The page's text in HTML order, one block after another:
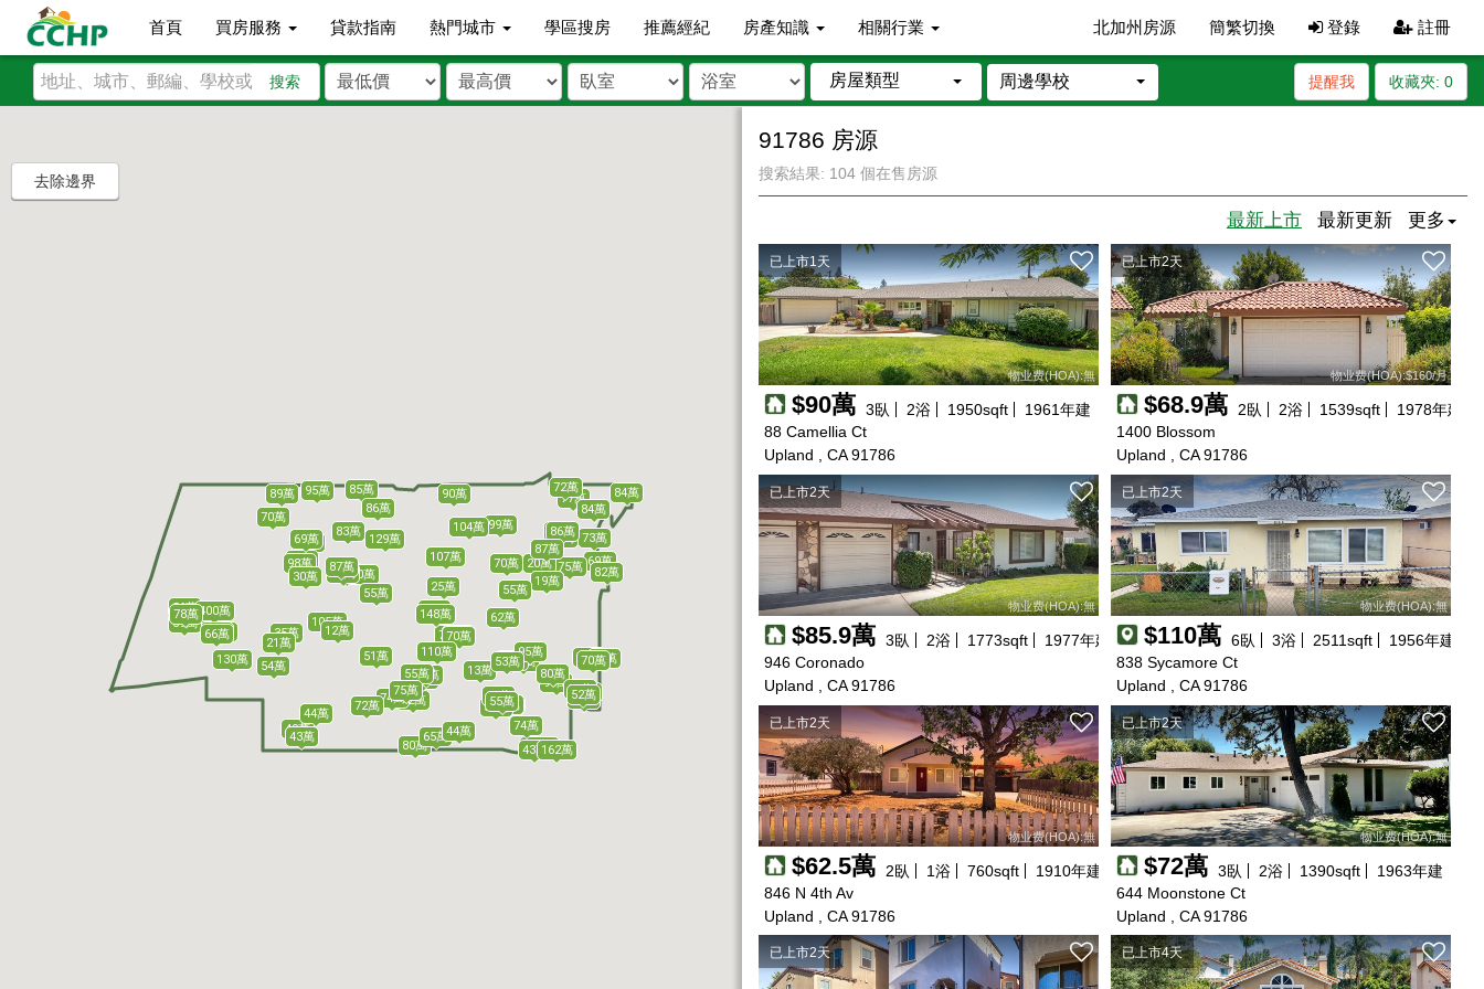
首頁 買房服務 貸款指南 熱門城市 學區搜房 推薦經紀 房產知識 相關行業 北加州房源 簡繁切換 登錄 註冊
搜索 房屋類型 周邊學校 收藏夾: 0
提醒我
90萬
56萬
72萬
62萬
98萬
80萬
129萬 75萬
79萬
70萬 69萬
85萬
74萬 53萬
71萬
95萬
40萬
72萬
73萬
87萬
110萬
65萬
56萬
50萬
89萬 85萬
77萬
51萬
79萬
62萬
75萬
75萬
55萬
12萬
84萬
49萬
98萬
95萬
35萬
72萬
90萬
60萬
105萬
86萬
55萬
30萬
99萬
56萬
86萬
21萬
70萬
50萬
70萬
59萬
95萬
80萬
76萬
59萬
107萬
104萬
21萬
40萬
148萬
69萬
20萬
52萬
55萬
49萬
54萬
44萬
45萬
50萬
43萬
25萬
56萬
87萬
13萬
19萬
55萬
74萬
400萬
61萬
53萬
69萬
55萬
44萬
43萬
110萬
87萬
54萬
66萬
83萬
75萬
12萬
130萬
82萬
62萬
55萬
78萬
84萬
53萬
162萬
70萬
去除邊界
91786 房源
搜索結果: 104 個在售房源
最新上市 最新更新 更多
已上市1天
物业费(HOA):無
$90萬 3臥 2浴 1950sqft 1961年建
88 Camellia Ct
Upland , CA 91786
已上市2天
物业费(HOA):$160/月
$68.9萬 2臥 2浴 1539sqft 1978年建
1400 Blossom
Upland , CA 91786
已上市2天
物业费(HOA):無
$85.9萬 3臥 2浴 1773sqft 1977年建
946 Coronado
Upland , CA 91786
已上市2天
物业费(HOA):無
$110萬 6臥 3浴 2511sqft 1956年建
838 Sycamore Ct
Upland , CA 91786
已上市2天
物业费(HOA):無
$62.5萬 2臥 1浴 760sqft 1910年建
846 N 4th Av
Upland , CA 91786
已上市2天
物业费(HOA):無
$72萬 3臥 2浴 1390sqft 1963年建
644 Moonstone Ct
Upland , CA 91786
已上市2天 已上市4天